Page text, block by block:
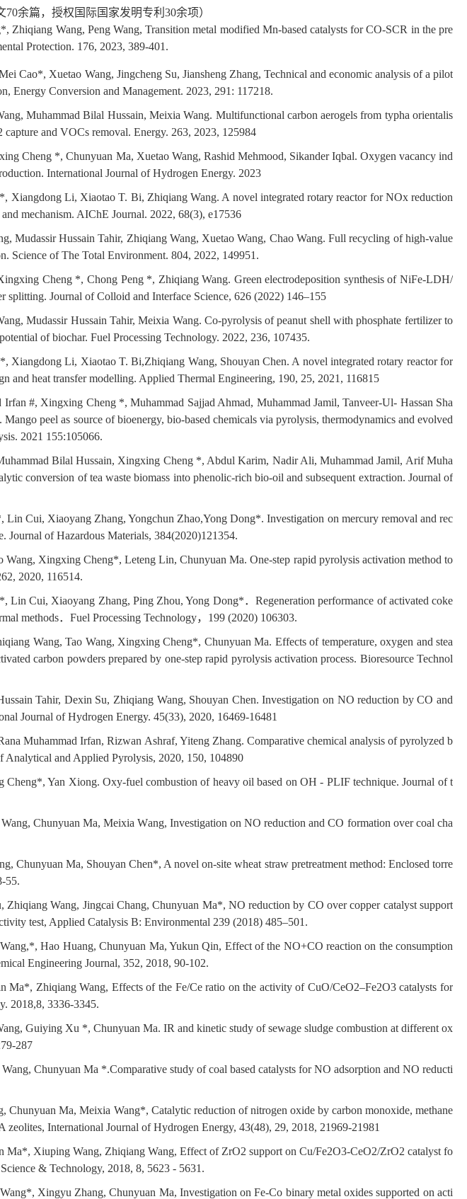
70余篇，授权国际国家发明专利 30余项）
Wang, Peng Wang, Transition metal modified Mn-based catalysts for CO-SCR in the pre
Protection. 176, 2023, 389-401.
Cao*, Xuetao Wang, Jingcheng Su, Jiansheng Zhang, Technical and economic analysis of a pilot
Energy Conversion and Management. 2023, 291: 117218.
Muhammad Bilal Hussain, Meixia Wang. Multifunctional carbon aerogels from typha orientalis
and VOCs removal. Energy. 263, 2023, 125984
Cheng *, Chunyuan Ma, Xuetao Wang, Rashid Mehmood, Sikander Iqbal. Oxygen vacancy ind
International Journal of Hydrogen Energy. 2023
Xiangdong Li, Xiaotao T. Bi, Zhiqiang Wang. A novel integrated rotary reactor for NOx reduction
mechanism. AIChE Journal. 2022, 68(3), e17536
Mudassir Hussain Tahir, Zhiqiang Wang, Xuetao Wang, Chao Wang. Full recycling of high-value
Science of The Total Environment. 804, 2022, 149951.
Cheng *, Chong Peng *, Zhiqiang Wang. Green electrodeposition synthesis of NiFe-LDH/
Journal of Colloid and Interface Science, 626 (2022) 146–155
Mudassir Hussain Tahir, Meixia Wang. Co-pyrolysis of peanut shell with phosphate fertilizer to
of biochar. Fuel Processing Technology. 2022, 236, 107435.
Xiangdong Li, Xiaotao T. Bi,Zhiqiang Wang, Shouyan Chen. A novel integrated rotary reactor for
and heat transfer modelling. Applied Thermal Engineering, 190, 25, 2021, 116815
#, Xingxing Cheng *, Muhammad Sajjad Ahmad, Muhammad Jamil, Tanveer-Ul- Hassan Sha
peel as source of bioenergy, bio-based chemicals via pyrolysis, thermodynamics and evolved
2021 155:105066.
Bilal Hussain, Xingxing Cheng *, Abdul Karim, Nadir Ali, Muhammad Jamil, Arif Muha
conversion of tea waste biomass into phenolic-rich bio-oil and subsequent extraction. Journal of
Cui, Xiaoyang Zhang, Yongchun Zhao,Yong Dong*. Investigation on mercury removal and rec
Journal of Hazardous Materials, 384(2020)121354.
Wang, Xingxing Cheng*, Leteng Lin, Chunyuan Ma. One-step rapid pyrolysis activation method to
2020, 116514.
Lin Cui, Xiaoyang Zhang, Ping Zhou, Yong Dong*． Regeneration performance of activated coke
methods． Fuel Processing Technology， 199 (2020) 106303.
Wang, Tao Wang, Xingxing Cheng*, Chunyuan Ma. Effects of temperature, oxygen and stea
carbon powders prepared by one-step rapid pyrolysis activation process. Bioresource Technol
Tahir, Dexin Su, Zhiqiang Wang, Shouyan Chen. Investigation on NO reduction by CO and
Journal of Hydrogen Energy. 45(33), 2020, 16469-16481
Muhammad Irfan, Rizwan Ashraf, Yiteng Zhang. Comparative chemical analysis of pyrolyzed b
and Applied Pyrolysis, 2020, 150, 104890
Yan Xiong. Oxy-fuel combustion of heavy oil based on OH - PLIF technique. Journal of t
Chunyuan Ma, Meixia Wang, Investigation on NO reduction and CO formation over coal cha
Chunyuan Ma, Shouyan Chen*, A novel on-site wheat straw pretreatment method: Enclosed torre
55.
Wang, Jingcai Chang, Chunyuan Ma*, NO reduction by CO over copper catalyst support
test, Applied Catalysis B: Environmental 239 (2018) 485–501.
Hao Huang, Chunyuan Ma, Yukun Qin, Effect of the NO+CO reaction on the consumption
Engineering Journal, 352, 2018, 90-102.
Zhiqiang Wang, Effects of the Fe/Ce ratio on the activity of CuO/CeO2–Fe2O3 catalysts for
2018,8, 3336-3345.
Guiying Xu *, Chunyuan Ma. IR and kinetic study of sewage sludge combustion at different ox
287
Chunyuan Ma *.Comparative study of coal based catalysts for NO adsorption and NO reducti
Ma, Meixia Wang*, Catalytic reduction of nitrogen oxide by carbon monoxide, methane
zeolites, International Journal of Hydrogen Energy, 43(48), 29, 2018, 21969-21981
Xiuping Wang, Zhiqiang Wang, Effect of ZrO2 support on Cu/Fe2O3-CeO2/ZrO2 catalyst fo
& Technology, 2018, 8, 5623 - 5631.
Xingyu Zhang, Chunyuan Ma, Investigation on Fe-Co binary metal oxides supported on acti